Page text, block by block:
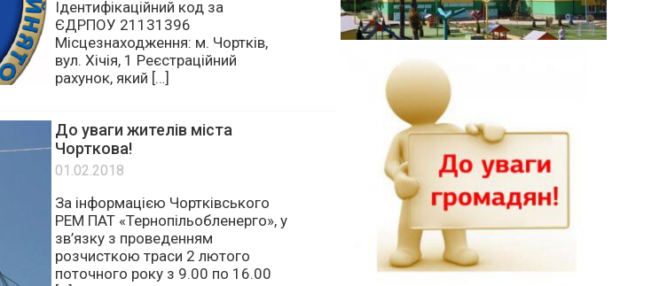
Замовник торгів: Чортківський
районний центр зайнятості
Ідентифікаційний код за
ЄДРПОУ 21131396
рахунок, який […]
До уваги жителів міста
Чорткова!
01.02.2018
За інформацією Чортківського
РЕМ ПАТ «Тернопільобленерго», у